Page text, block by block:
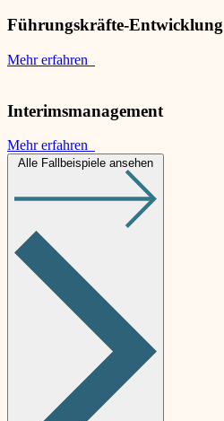
Führungskräfte-Entwicklung
Mehr erfahren
Interimsmanagement
Mehr erfahren
Alle Fallbeispiele ansehen